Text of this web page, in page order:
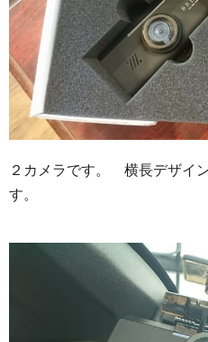
２カメラです。 横長デザイ
す。